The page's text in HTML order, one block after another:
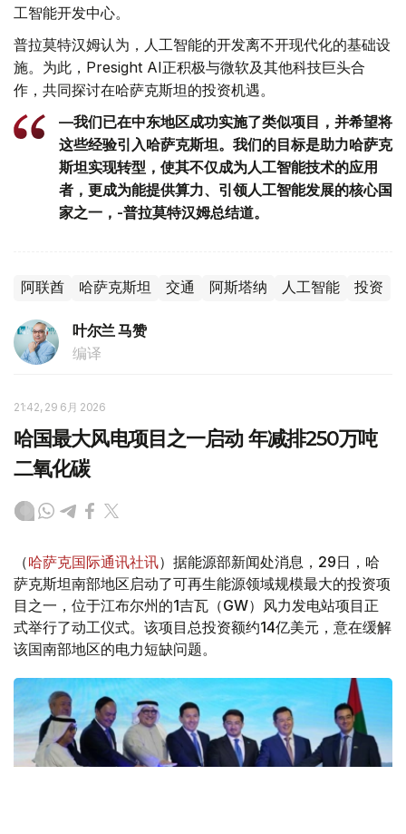
工智能开发中心。
普拉莫特汉姆认为，人工智能的开发离不开现代化的基础设
施。为此，Presight AI正积极与微软及其他科技巨头合
作，共同探讨在哈萨克斯坦的投资机遇。
—我们已在中东地区成功实施了类似项目，并希望将
这些经验引入哈萨克斯坦。我们的目标是助力哈萨克
斯坦实现转型，使其不仅成为人工智能技术的应用
者，更成为能提供算力、引领人工智能发展的核心国
家之一，-普拉莫特汉姆总结道。
阿联酋 哈萨克斯坦 交通 阿斯塔纳 人工智能 投资
叶尔兰 马赞
编译
21:42, 29 6月 2026
哈国最大风电项目之一启动 年减排250万吨
二氧化碳
（哈萨克国际通讯社讯）据能源部新闻处消息，29日，哈
萨克斯坦南部地区启动了可再生能源领域规模最大的投资项
目之一，位于江布尔州的1吉瓦（GW）风力发电站项目正
式举行了动工仪式。该项目总投资额约14亿美元，意在缓解
该国南部地区的电力短缺问题。